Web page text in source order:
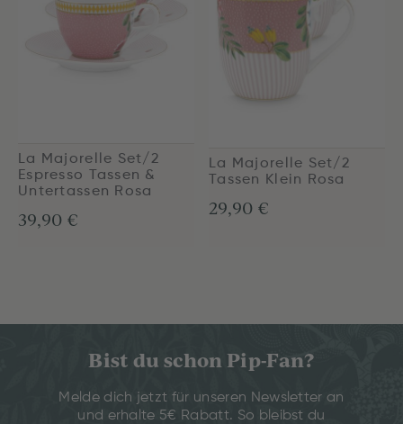
La Majorelle Set/2
Espresso Tassen &
Untertassen Rosa
39,90 €
La Majorelle Set/2
Tassen Klein Rosa
29,90 €
Bist du schon Pip-Fan?
Melde dich jetzt für unseren Newsletter an
und erhalte 5€ Rabatt. So bleibst du